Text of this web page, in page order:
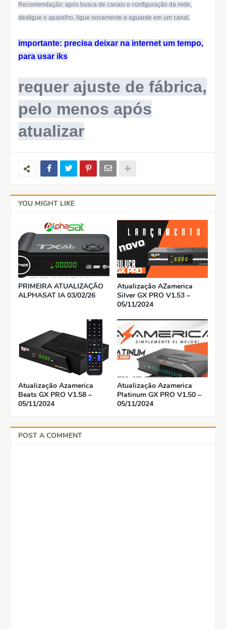
Recomendação: após busca de canais e configuração da rede,
desligue o aparelho, ligue novamente e aguarde em um canal.
importante: precisa deixar na internet um tempo,
para usar iks
requer ajuste de fábrica,
pelo menos após
atualizar
YOU MIGHT LIKE
PRIMEIRA ATUALIZAÇÃO
ALPHASAT IA 03/02/26
Atualização AZamerica
Silver GX PRO V1.53 –
05/11/2024
Atualização Azamerica
Beats GX PRO V1.58 –
05/11/2024
Atualização Azamerica
Platinum GX PRO V1.50 –
05/11/2024
POST A COMMENT